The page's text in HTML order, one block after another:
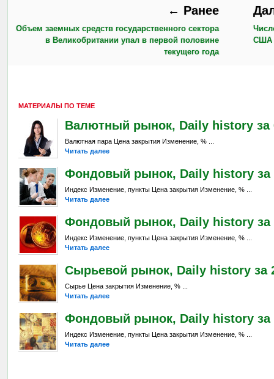
← Ранее
Объем заемных средств государственного сектора
в Великобритании упал в первой половине
текущего года
США
МАТЕРИАЛЫ ПО ТЕМЕ
Валютный рынок, Daily history за
Валютная пара Цена закрытия Изменение, % ...
Читать далее
Фондовый рынок, Daily history за
Индекс Изменение, пункты Цена закрытия Изменение, % ...
Читать далее
Фондовый рынок, Daily history за
Индекс Изменение, пункты Цена закрытия Изменение, % ...
Читать далее
Сырьевой рынок, Daily history за
Сырье Цена закрытия Изменение, % ...
Читать далее
Фондовый рынок, Daily history за
Индекс Изменение, пункты Цена закрытия Изменение, % ...
Читать далее